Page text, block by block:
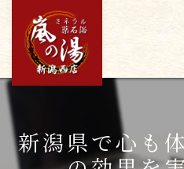
新潟県で心も